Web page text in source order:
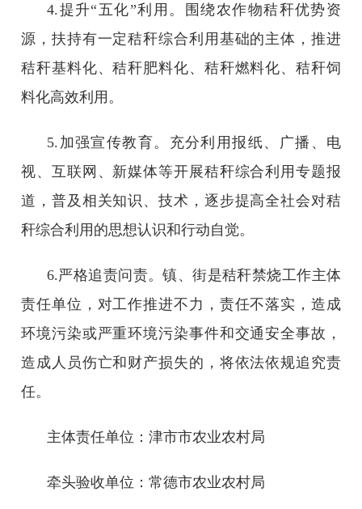
4.提升“五化”利用。围绕农作物秸秆优势资
源，扶持有一定秸秆综合利用基础的主体，推进
秸秆基料化、秸秆肥料化、秸秆燃料化、秸秆饲
料化高效利用。
5.加强宣传教育。充分利用报纸、广播、电
视、互联网、新媒体等开展秸秆综合利用专题报
道，普及相关知识、技术，逐步提高全社会对秸
秆综合利用的思想认识和行动自觉。
6.严格追责问责。镇、街是秸秆禁烧工作主体
责任单位，对工作推进不力，责任不落实，造成
环境污染或严重环境污染事件和交通安全事故，
造成人员伤亡和财产损失的，将依法依规追究责
任。
主体责任单位：津市市农业农村局
牵头验收单位：常德市农业农村局